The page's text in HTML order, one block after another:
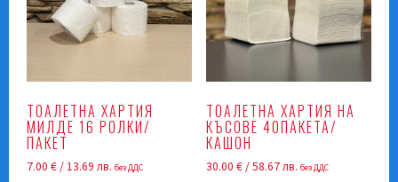
ТОАЛЕТНА ХАРТИЯ
МИЛДЕ 16 РОЛКИ/
ПАКЕТ
7.00€/ 13.69 лв.без ДДС
ТОАЛЕТНА ХАРТИЯ НА
КЪСОВЕ 40ПАКЕТА/
КАШОН
30.00 €/ 58.67 лв. без ДДС